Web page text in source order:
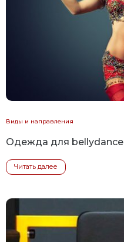
Виды и направления
Одежда для bellydance
Читать далее